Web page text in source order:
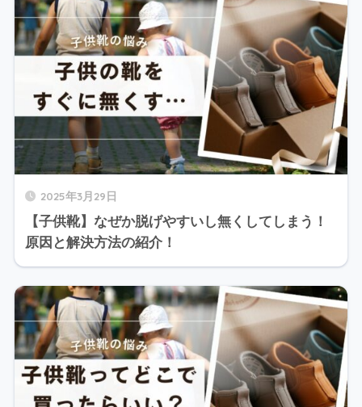
2025年3月29日
【子供靴】なぜか脱げやすいし無くしてしまう！
原因と解決方法の紹介！